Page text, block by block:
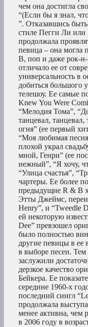
чем она достигла
“(Если бы я знал,
”. Отказавшись
стиле Пегги Ли
продолжала
певица – она могла
B, поп и даже рок-
отличало ее от
универсальность в
добиться большого
телешоу. Ее самые
Knew You Were
“Мелодия Тома”,
танцевал,
огня” (ее первый
“Моя любимая
плохой украл
мной, Генри” (ее
нежный”, “Я хочу,
“Улица счастья”,
чартеры. Ее более
предыдущие R & B
Этты Джеймс,
Henry”, и “Tweedle
ей некоторую
Dee” превзошел
было полностью
другие певицы в ее
в выборе песен. Тем
заслужили
дерзкое качество
Бейкера. Ее
середине 1960-х
последний сингл
продолжала
менее активна, чем
в 2006 году в